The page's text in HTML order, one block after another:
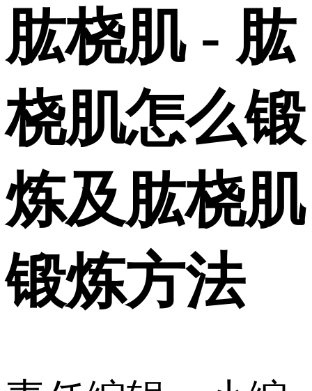
肱桡肌 - 肱
桡肌怎么锻
炼及肱桡肌
锻炼方法